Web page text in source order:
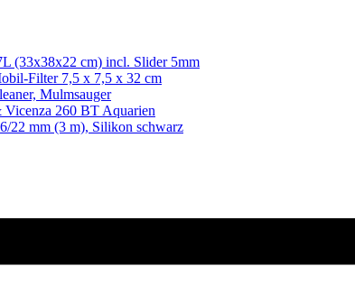
(33x38x22 cm) incl. Slider 5mm
Filter 7,5 x 7,5 x 32 cm
Mulmsauger
260 BT Aquarien
22 mm (3 m), Silikon schwarz